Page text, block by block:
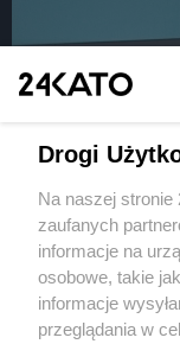
Katowicki
zakładu przy
Wydawca mediów
Drogi
Na naszej stronie
zaufanych
informacje na
osobowe, takie
informacje
przeglądania w